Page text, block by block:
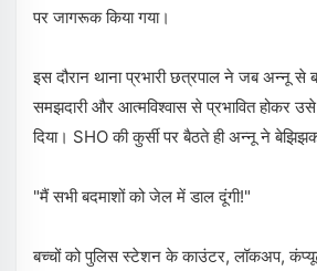
पर जागरूक किया गया।
इस दौरान थाना प्रभारी छत्रपाल ने जब अन्नू से
समझदारी और आत्मविश्वास से प्रभावित होकर
दिया। SHO की कुर्सी पर बैठते ही अन्नू ने
"मैं सभी बदमाशों को जेल में डाल दूंगी!"
बच्चों को पुलिस स्टेशन के काउंटर, लॉकअप,